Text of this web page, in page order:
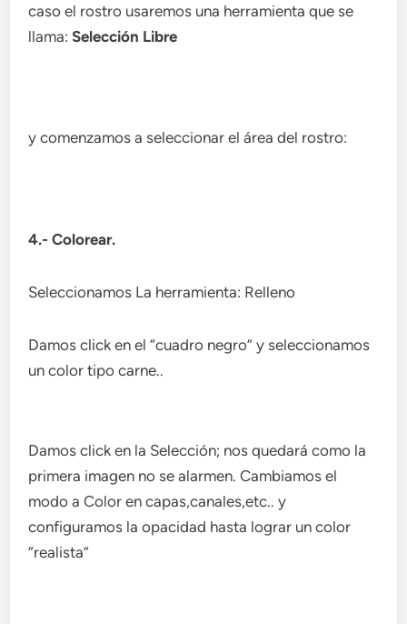
caso el rostro usaremos una herramienta que se
llama:Selección Libre
y comenzamos a seleccionar el área del rostro:
4.- Colorear.
Seleccionamos La herramienta: Relleno
Damos click en el “cuadro negro” y seleccionamos
un color tipo carne..
Damos click en la Selección; nos quedará como la
primera imagen no se alarmen. Cambiamos el
modo a Color en capas,canales,etc.. y
configuramos la opacidad hasta lograr un color
“realista”